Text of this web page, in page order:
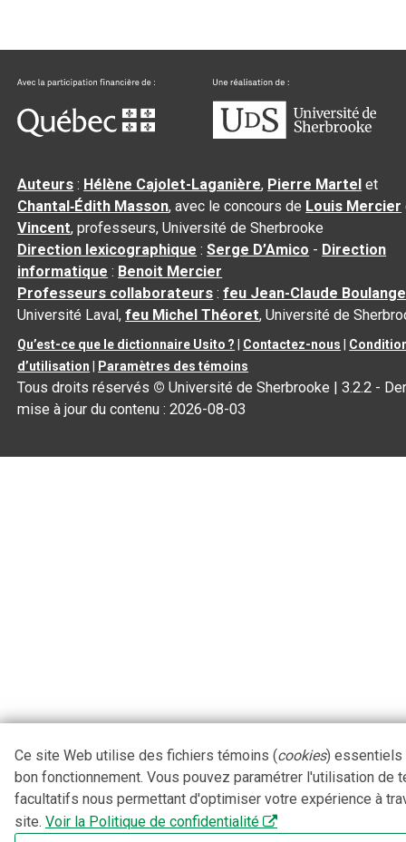
Auteurs : Hélène Cajolet-Laganière, Pierre Martel et
Chantal‑Édith Masson, avec le concours de Louis Mercier
Vincent, professeurs, Université de Sherbrooke
Direction lexicographique :Serge D’Amico - Direction
informatique : Benoit Mercier
Professeurs collaborateurs :feu Jean-Claude
Université Laval,feu Michel Théoret, Université de
Qu’est-ce que le dictionnaire Usito ? Contactez-nous
d’utilisation
Paramètres des témoins
Tous droits réservés © Université de Sherbrooke |3.2.2 -
mise à jour du contenu :2026-08-03
Ce site Web utilise des fichiers témoins (cookies) essentiels
bon fonctionnement. Vous pouvez paramétrer l'utilisation de
facultatifs nous permettant d'optimiser votre expérience à
site. Voir la Politique de confidentialité